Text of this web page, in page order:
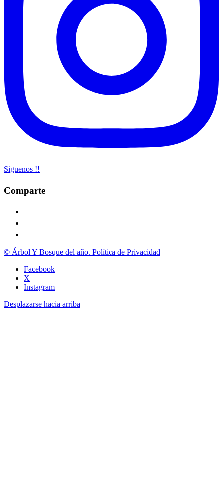
Siguenos !!
Comparte
© Árbol Y Bosque del año. Política de Privacidad
Facebook
X
Instagram
Desplazarse hacia arriba